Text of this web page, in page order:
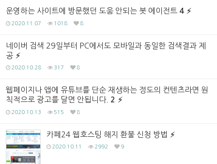
운영하는 사이트에 방문했던 도움 안되는 봇 에이전트 4
2020.11.07 1018 8
네이버 검색 29일부터 PC에서도 모바일과 동일한 검색결과 제
공
2020.10.28 317 8
웹페이지나 앱에 유튜브를 단순 재생하는 정도의 컨텐츠라면 원
칙적으로 광고를 달면 안됩니다. 2
2020.10.13 515 8
카페24 웹호스팅 해지 환불 신청 방법
2020.10.11 2992 9